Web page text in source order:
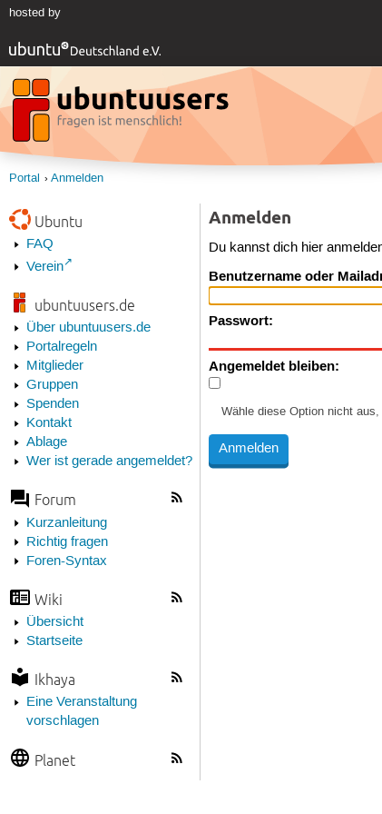
hosted by
Portal Anmelden
Ubuntu
FAQ
Verein
ubuntuusers.de
Über ubuntuusers.de
Portalregeln
Mitglieder
Gruppen
Spenden
Kontakt
Ablage
Wer ist gerade angemeldet?
Forum
Kurzanleitung
Richtig fragen
Foren-Syntax
Wiki
Übersicht
Startseite
Ikhaya
Eine Veranstaltung
vorschlagen
Planet
Anmelden
Du kannst dich hier
Benutzername oder
Passwort:
Angemeldet bleiben:
Wähle diese Option nicht